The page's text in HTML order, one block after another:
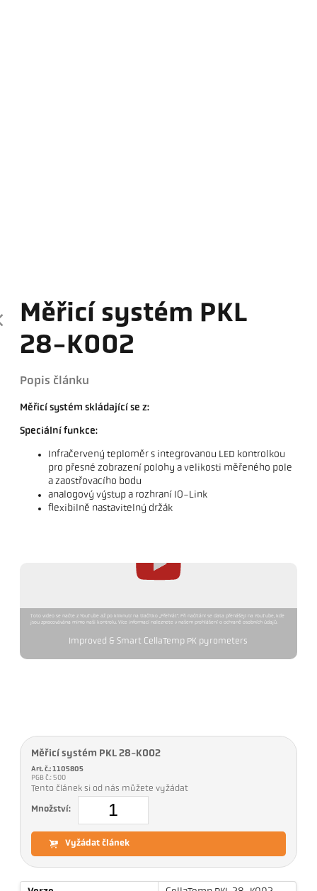
Měřicí systém PKL
28-K002
Popis článku
Měřicí systém skládající se z:
Speciální funkce:
Infračervený teploměr s integrovanou LED kontrolkou
pro přesné zobrazení polohy a velikosti měřeného pole
a zaostřovacího bodu
analogový výstup a rozhraní IO-Link
flexibilně nastavitelný držák
Toto video se načte z YouTube až po kliknutí na tlačítko „Přehrát“. Při načítání se data přenášejí na YouTube, kde
jsou zpracovávána mimo naši kontrolu. Více informací naleznete v našem prohlášení o ochraně osobních údajů.
Improved & Smart CellaTemp PK pyrometers
Měřicí systém PKL 28-K002
Art. č.: 1105805
PGB č.: 500
Tento článek si od nás můžete vyžádat
Množství:
Vyžádat článek